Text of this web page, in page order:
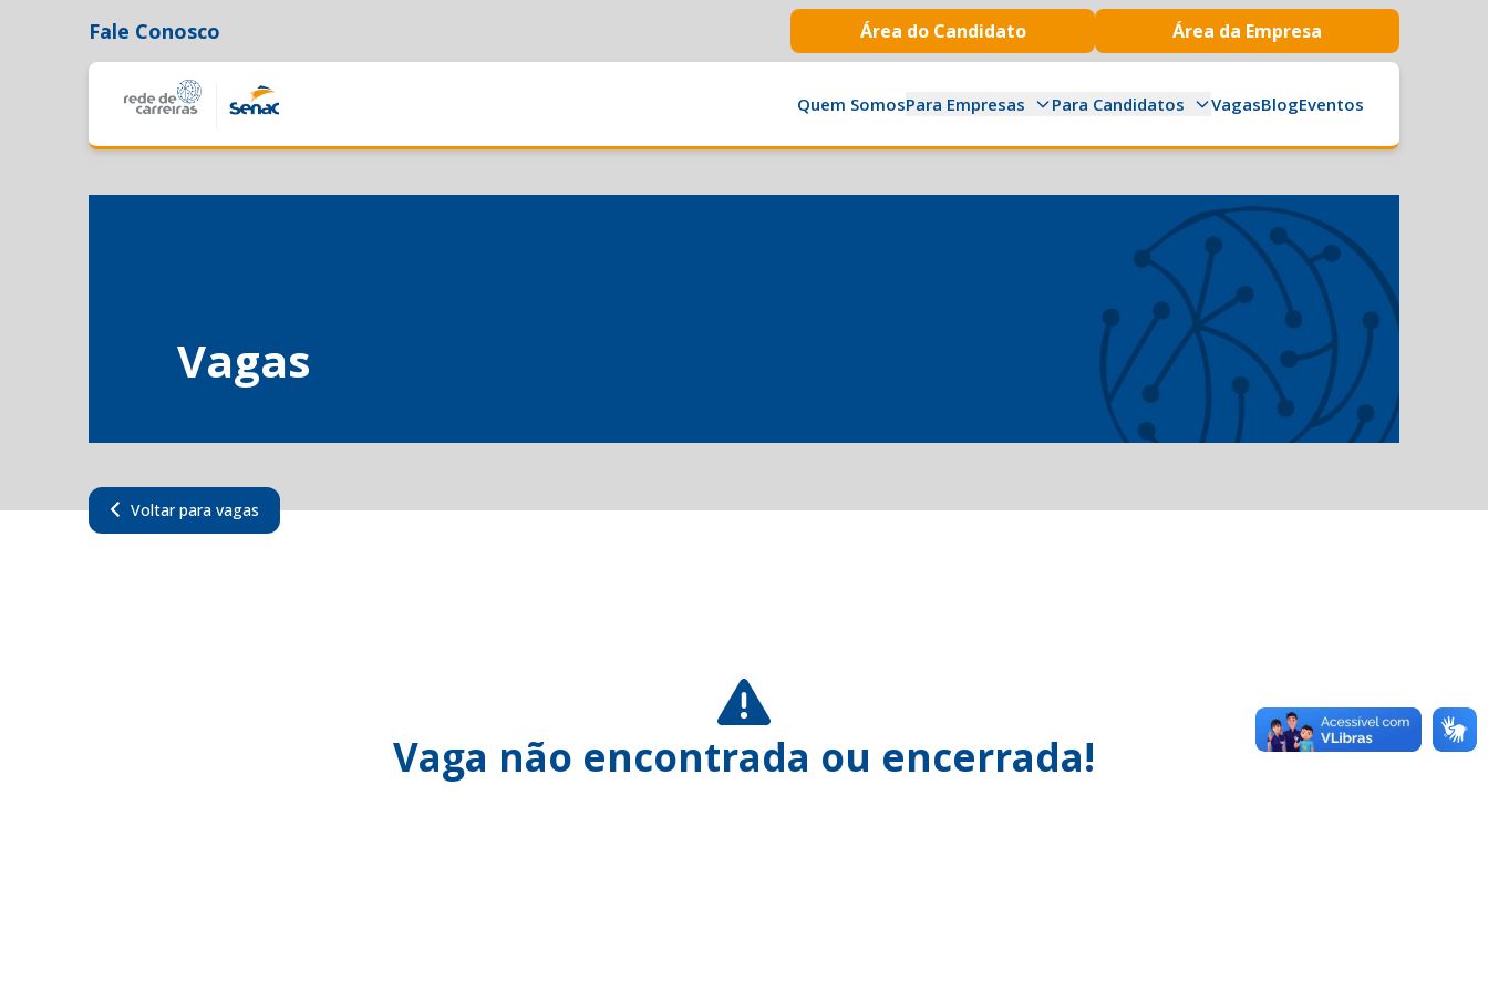
Fale Conosco Área do Candidato Área da Empresa
Quem SomosPara Empresas Para Candidatos VagasBlogEventos
Vagas
Voltar para vagas
Vaga não encontrada ou encerrada!